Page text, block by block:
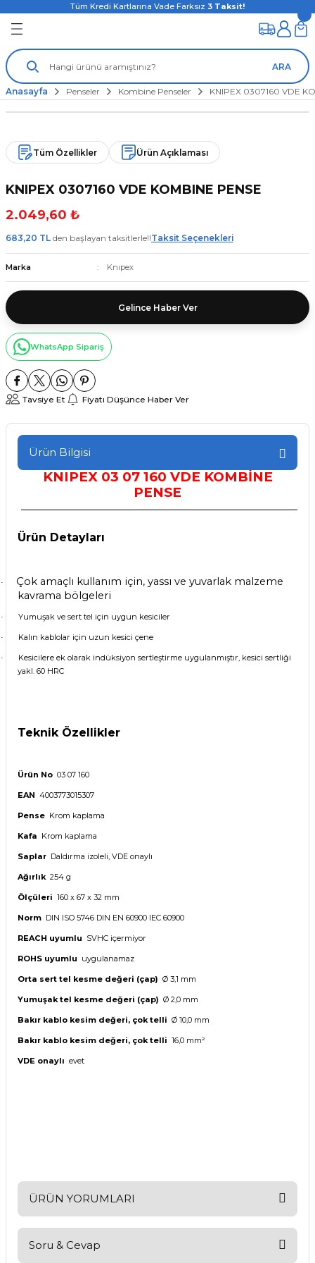
Tüm Kredi Kartlarına Vade Farksız 3 Taksit!
ARA
Anasayfa Penseler Kombine Penseler KNIPEX 0307160 VDE
Tüm Özellikler Ürün Açıklaması
KNIPEX 0307160 VDE KOMBINE PENSE
2.049,60 ₺
683,20 TL den başlayan taksitlerle!!Taksit Seçenekleri
Marka Knıpex
Gelince Haber Ver
WhatsApp Sipariş
Tavsiye Et Fiyatı Düşünce Haber Ver
Ürün Bilgisi
KNIPEX 03 07 160 VDE KOMBİNE
PENSE
Ürün Detayları
·
Çok amaçlı kullanım için, yassı ve yuvarlak malzeme
kavrama bölgeleri
· Yumuşak ve sert tel için uygun kesiciler
· Kalın kablolar için uzun kesici çene
·
Kesicilere ek olarak indüksiyon sertleştirme uygulanmıştır, kesici sertliği
yakl. 60 HRC
Teknik Özellikler
Ürün No 03 07 160
EAN 4003773015307
Pense Krom kaplama
Kafa Krom kaplama
Saplar Daldırma izoleli, VDE onaylı
Ağırlık 254 g
Ölçüleri 160 x 67 x 32 mm
Norm DIN ISO 5746 DIN EN 60900 IEC 60900
REACH uyumlu SVHC içermiyor
ROHS uyumlu uygulanamaz
Orta sert tel kesme değeri (çap) Ø 3,1 mm
Yumuşak tel kesme değeri (çap) Ø 2,0 mm
Bakır kablo kesim değeri, çok telli Ø 10,0 mm
Bakır kablo kesim değeri, çok telli 16,0 mm²
VDE onaylı evet
ÜRÜN YORUMLARI
Bu ürüne ilk yorumu siz yapın!
Soru & Cevap